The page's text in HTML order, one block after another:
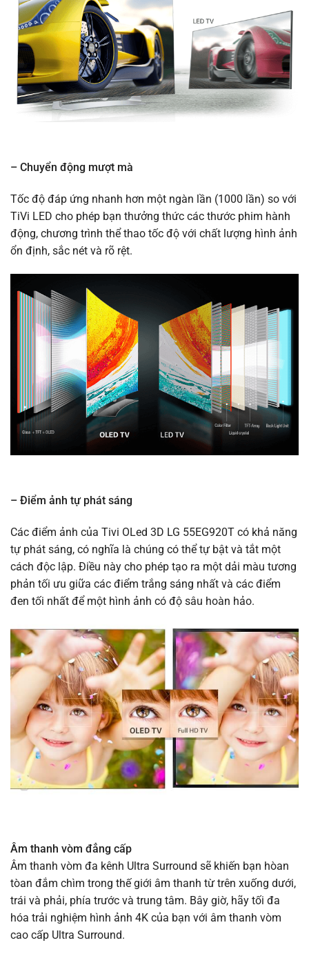
– Chuyển động mượt mà
Tốc độ đáp ứng nhanh hơn một ngàn lần (1000 lần) so với
TiVi LED cho phép bạn thưởng thức các thước phim hành
động, chương trình thể thao tốc độ với chất lượng hình ảnh
ổn định, sắc nét và rõ rệt.
– Điểm ảnh tự phát sáng
Các điểm ảnh của Tivi OLed 3D LG 55EG920T có khả năng
tự phát sáng, có nghĩa là chúng có thể tự bật và tắt một
cách độc lập. Điều này cho phép tạo ra một dải màu tương
phản tối ưu giữa các điểm trắng sáng nhất và các điểm
đen tối nhất để một hình ảnh có độ sâu hoàn hảo.
Âm thanh vòm đẳng cấp
Âm thanh vòm đa kênh Ultra Surround sẽ khiến bạn hòan
tòan đắm chìm trong thế giới âm thanh từ trên xuống dưới,
trái và phải, phía trước và trung tâm. Bây giờ, hãy tối đa
hóa trải nghiệm hình ảnh 4K của bạn với âm thanh vòm
cao cấp Ultra Surround.